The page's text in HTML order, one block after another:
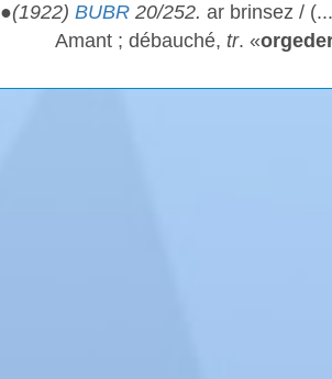
●(1922) BUBR 20/252. ar brinsez /
Amant ; débauché, tr. «